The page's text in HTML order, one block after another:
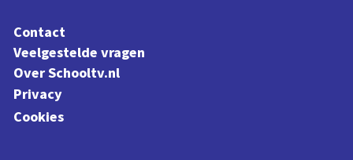
Contact
Veelgestelde vragen
Over Schooltv.nl
Privacy
Cookies